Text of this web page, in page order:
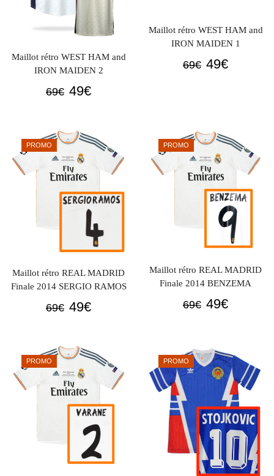
Maillot rétro WEST HAM and
IRON MAIDEN 2
69€ Le
était :
69€.
49€Le
est :
49€.
Maillot rétro WEST HAM and
IRON MAIDEN 1
69€ Le
49€Le
PROMO
Maillot rétro REAL MADRID
Finale 2014 SERGIO RAMOS
69€ Le
était :
69€.
49€Le
est :
49€.
PROMO
Maillot rétro REAL MADRID
Finale 2014 BENZEMA
69€ Le
était :
69€.
49€Le
est :
49€.
PROMO PROMO